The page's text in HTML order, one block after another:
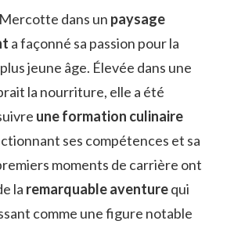
dans un paysage
a façonné sa passion pour la
jeune âge. Élevée dans une
la nourriture, elle a été
une formation culinaire
ses compétences et sa
moments de carrière ont
la remarquable aventurequi
comme une figure notable